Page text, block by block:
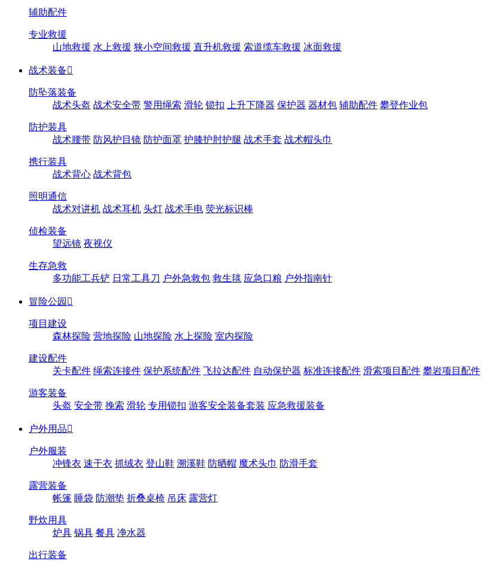
辅助配件
专业救援
山地救援 水上救援 狭小空间救援 直升机救援 索道缆车救援 冰面救援
战术装备
防坠落装备
战术头盔 战术安全带 警用绳索 滑轮 锁扣 上升下降器 保护器 器材包 辅助配件 攀登作业包
防护装具
战术腰带 防风护目镜 防护面罩 护膝护肘护腿 战术手套 战术帽头巾
携行装具
战术背心 战术背包
照明通信
战术对讲机 战术耳机 头灯 战术手电 荧光标识棒
侦检装备
望远镜 夜视仪
生存急救
多功能工兵铲 日常工具刀 户外急救包 救生毯 应急口粮 户外指南针
冒险公园 
项目建设
森林探险 营地探险 山地探险 水上探险 室内探险
建设配件
关卡配件 绳索连接件 保护系统配件 飞拉达配件 自动保护器 标准连接配件 滑索项目配件 攀岩项目配件
游客装备
头盔 安全带 挽索 滑轮 专用锁扣 游客安全装备套装 应急救援装备
户外用品
户外服装
冲锋衣 速干衣 抓绒衣 登山鞋 溯溪鞋 防晒帽 魔术头巾 防滑手套
露营装备
帐篷 睡袋 防潮垫 折叠桌椅 吊床 露营灯
野炊用具
炉具 锅具 餐具 净水器
出行装备